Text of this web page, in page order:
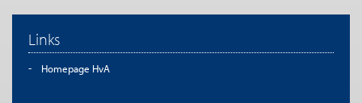
Links
Homepage HvA